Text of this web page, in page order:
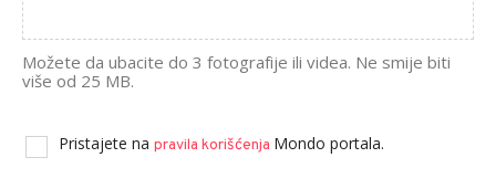
Možete da ubacite do 3 fotografije ili videa. Ne smije biti
više od 25 MB.
Pristajete na pravila korišćenja Mondo portala.